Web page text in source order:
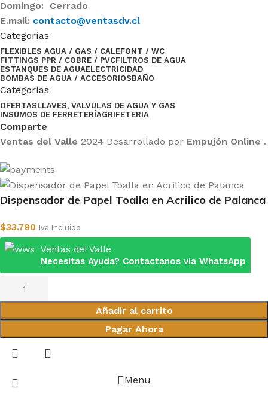
Domingo: Cerrado
E.mail: contacto@ventasdv.cl
Categorías
FLEXIBLES AGUA / GAS / CALEFONT / WC
FITTINGS PPR / COBRE / PVCFILTROS DE AGUA
ESTANQUES DE AGUAELECTRICIDAD
BOMBAS DE AGUA / ACCESORIOSBAÑO
Categorías
OFERTASLLAVES, VALVULAS DE AGUA Y GAS
INSUMOS DE FERRETERÍAGRIFETERIA
Comparte
Ventas del Valle 2024 Desarrollado por Empujón Online .
Dispensador de Papel Toalla en Acrilico de Palanca
$33.790 Iva Incluido
Ventas del Valle
Necesitas Ayuda? Contactanos via WhatsApp
Añadir al carrito
Pagar Ahora
Menu